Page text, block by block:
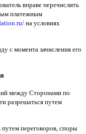
вправе перечислить
платежным
на условиях
с момента зачисления его
между Сторонами по
разрешаться путем
переговоров споры